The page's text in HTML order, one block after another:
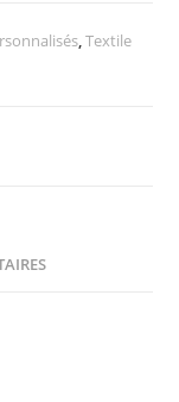
,Textile